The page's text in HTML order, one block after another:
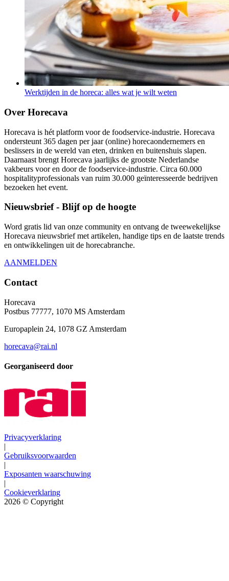
Werktijden in de horeca: alles wat je wilt weten
Over Horecava
Horecava is hét platform voor de foodservice-industrie. Horecava
ondersteunt 365 dagen per jaar (online) horecaondernemers en
beslissers in de wereld van eten, drinken en buitenshuis slapen.
Daarnaast brengt Horecava jaarlijks de grootste Nederlandse
vakbeurs voor en door de foodservice-industrie. Circa 60.000
hospitalityprofessionals van ruim 30.000 geïnteresseerde bedrijven
bezoeken het event.
Nieuwsbrief - Blijf op de hoogte
Word gratis lid van onze community en ontvang de tweewekelijkse
Horecava nieuwsbrief met artikelen, handige tips en de laatste trends
en ontwikkelingen uit de horecabranche.
AANMELDEN
Contact
Horecava
Postbus 77777, 1070 MS Amsterdam
Europaplein 24, 1078 GZ Amsterdam
horecava@rai.nl
Georganiseerd door
Privacyverklaring
|
Gebruiksvoorwaarden
|
Exposanten waarschuwing
|
Cookieverklaring
2026 © Copyright